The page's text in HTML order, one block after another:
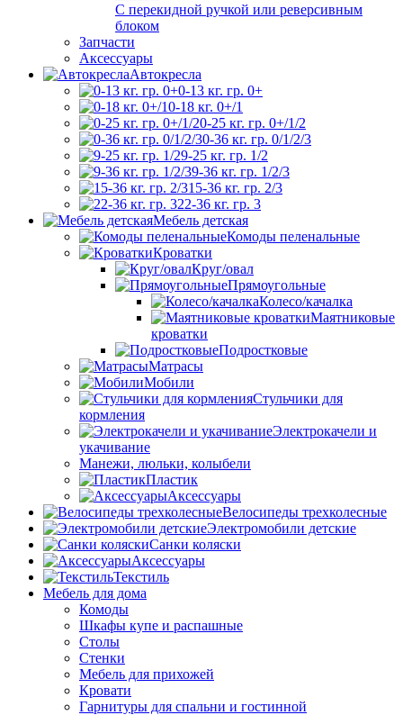
С перекидной ручкой или реверсивным
блоком
Запчасти
Аксессуары
Автокресла
0-13 кг. гр. 0+
0-18 кг. 0+/1
0-25 кг. гр. 0+/1/2
0-36 кг. гр. 0/1/2/3
9-25 кг. гр. 1/2
9-36 кг. гр. 1/2/3
15-36 кг. гр. 2/3
22-36 кг. гр. 3
Мебель детская
Комоды пеленальные
Кроватки
Круг/овал
Прямоугольные
Колесо/качалка
Маятниковые
кроватки
Подростковые
Матрасы
Мобили
Стульчики для
кормления
Электрокачели и
укачивание
Манежи, люльки, колыбели
Пластик
Аксессуары
Велосипеды трехколесные
Электромобили детские
Санки коляски
Аксессуары
Текстиль
Мебель для дома
Комоды
Шкафы купе и распашные
Столы
Стенки
Мебель для прихожей
Кровати
Гарнитуры для спальни и гостинной